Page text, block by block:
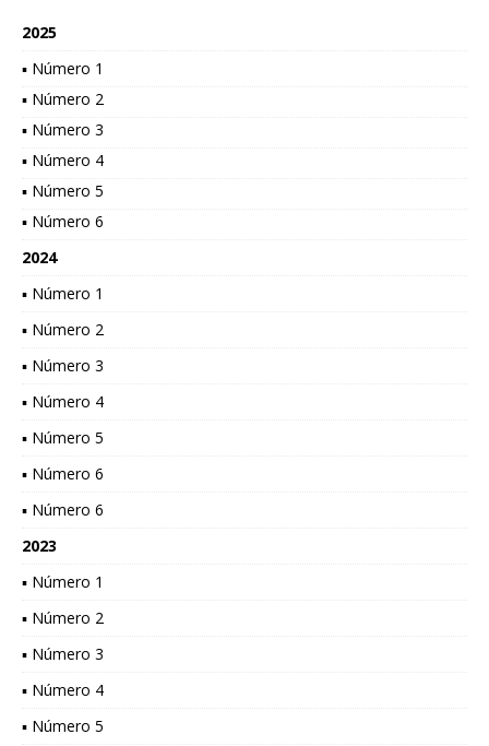
2025
▪ Número 1
▪ Número 2
▪ Número 3
▪ Número 4
▪ Número 5
▪ Número 6
2024
▪ Número 1
▪ Número 2
▪ Número 3
▪ Número 4
▪ Número 5
▪ Número 6
▪ Número 6
2023
▪ Número 1
▪ Número 2
▪ Número 3
▪ Número 4
▪ Número 5